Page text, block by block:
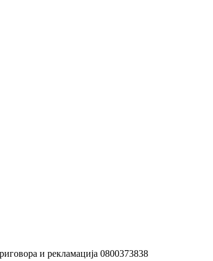
и рекламација 0800373838